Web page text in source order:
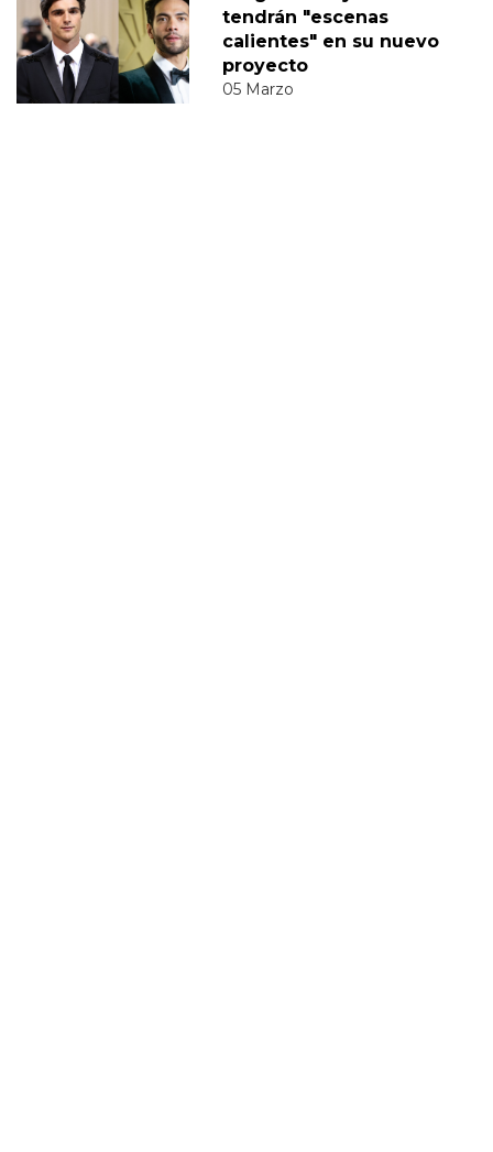
tendrán "escenas
calientes" en su nuevo
proyecto
05 Marzo